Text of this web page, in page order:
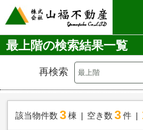
最上階の検索結果一覧
再検索
該当物件数 3棟 空き数 3 件